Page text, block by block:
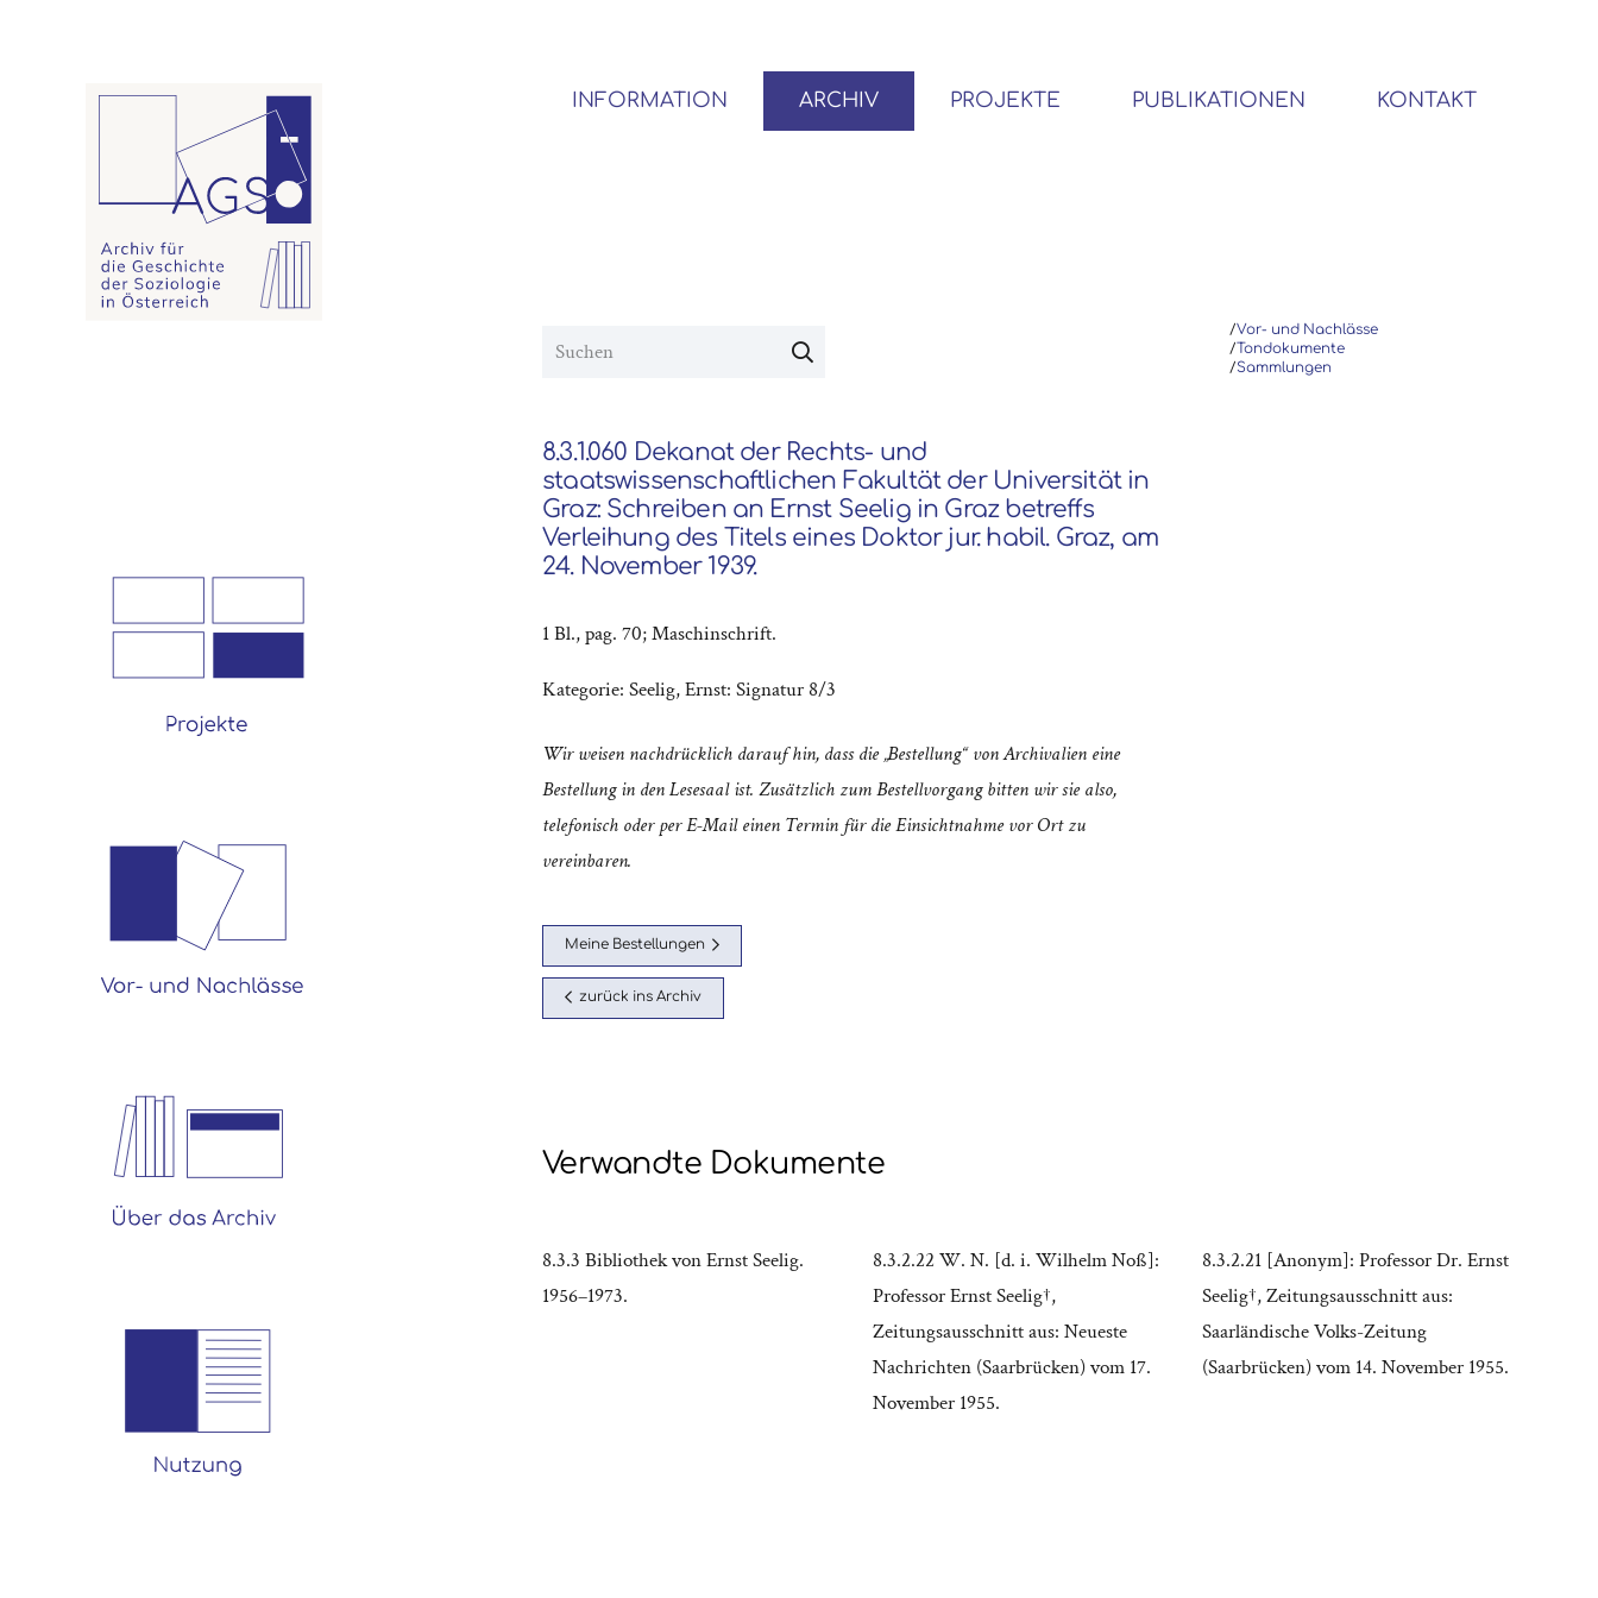
INFORMATION ARCHIV PROJEKTE PUBLIKATIONEN KONTAKT
/Vor- und Nachlässe
/Tondokumente
/Sammlungen
8.3.1.060 Dekanat der Rechts- und
staatswissenschaftlichen Fakultät der Universität in
Graz: Schreiben an Ernst Seelig in Graz betreffs
Verleihung des Titels eines Doktor jur. habil. Graz, am
24. November 1939.
1 Bl., pag. 70; Maschinschrift.
Kategorie: Seelig, Ernst: Signatur 8/3
Wir weisen nachdrücklich darauf hin, dass die „Bestellung“ von Archivalien eine
Bestellung in den Lesesaal ist. Zusätzlich zum Bestellvorgang bitten wir sie also,
telefonisch oder per E-Mail einen Termin für die Einsichtnahme vor Ort zu
vereinbaren.
Meine Bestellungen
zurück ins Archiv
Verwandte Dokumente
8.3.3 Bibliothek von Ernst Seelig.
1956–1973.
8.3.2.22 W. N. [d. i. Wilhelm Noß]:
Professor Ernst Seelig†,
Zeitungsausschnitt aus: Neueste
Nachrichten (Saarbrücken) vom 17.
November 1955.
8.3.2.21 [Anonym]: Professor Dr. Ernst
Seelig†, Zeitungsausschnitt aus:
Saarländische Volks-Zeitung
(Saarbrücken) vom 14. November 1955.